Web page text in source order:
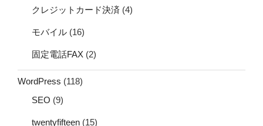
クレジットカード決済 (4)
モバイル (16)
固定電話FAX (2)
WordPress (118)
SEO (9)
twentyfifteen (15)